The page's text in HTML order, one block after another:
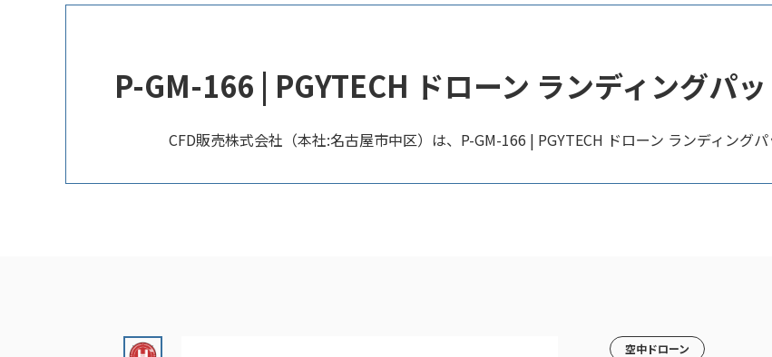
P-GM-166 | PGYTECH ドローン ランディングパ
CFD販売株式会社（本社:名古屋市中区）は、P-GM-166 | PGYTECH ドローン ランディング
空中ドローン